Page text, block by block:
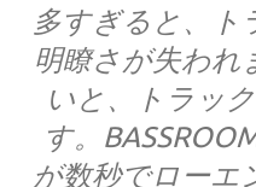
多すぎると、ト
明瞭さが失われ
いと、トラッ
す。
が数秒でローエ